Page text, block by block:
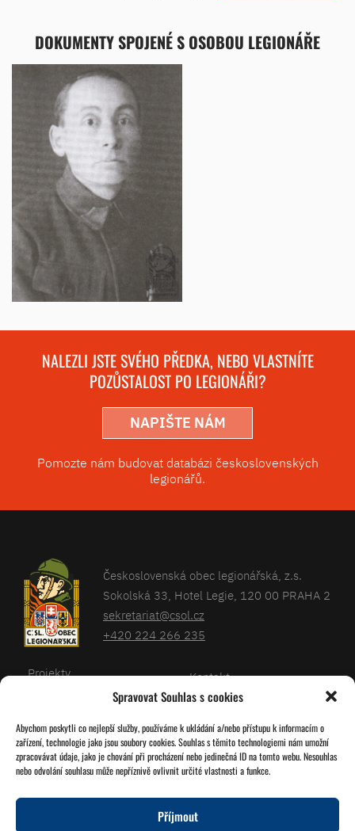
Spravovat Souhlas s cookies
Abychom poskytli co nejlepší služby, používáme k ukládání a/nebo přístupu k informacím o
zařízení, technologie jako jsou soubory cookies. Souhlas s těmito technologiemi nám umožní
zpracovávat údaje, jako je chování při procházení nebo jedinečná ID na tomto webu. Nesouhlas
nebo odvolání souhlasu může nepříznivě ovlivnit určité vlastnosti a funkce.
Příjmout
DOKUMENTY SPOJENÉ S OSOBOU LEGIONÁŘE
NALEZLI JSTE SVÉHO PŘEDKA, NEBO VLASTNÍTE
POZŮSTALOST PO LEGIONÁŘI?
NAPIŠTE NÁM
Pomozte nám budovat databázi československých
legionářů.
Československá obec legionářská, z.s.
Sokolská 33, Hotel Legie, 120 00 PRAHA 2
sekretariat@csol.cz
+420 224 266 235
Projekty
Kalendář
O nás
Kontakt
Databáze legionářů
Pro členy
Zásady cookies